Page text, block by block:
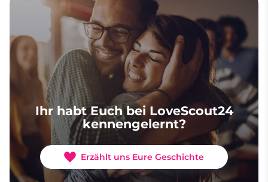
Ihr habt Euch bei LoveScout24
kennengelernt?
Erzählt uns Eure Geschichte